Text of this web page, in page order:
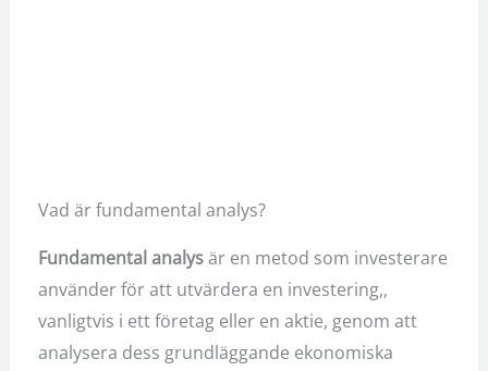
Vad är fundamental analys?
Fundamental analysär en metod som investerare
använder för att utvärdera en investering,,
vanligtvis i ett företag eller en aktie, genom att
analysera dess grundläggande ekonomiska